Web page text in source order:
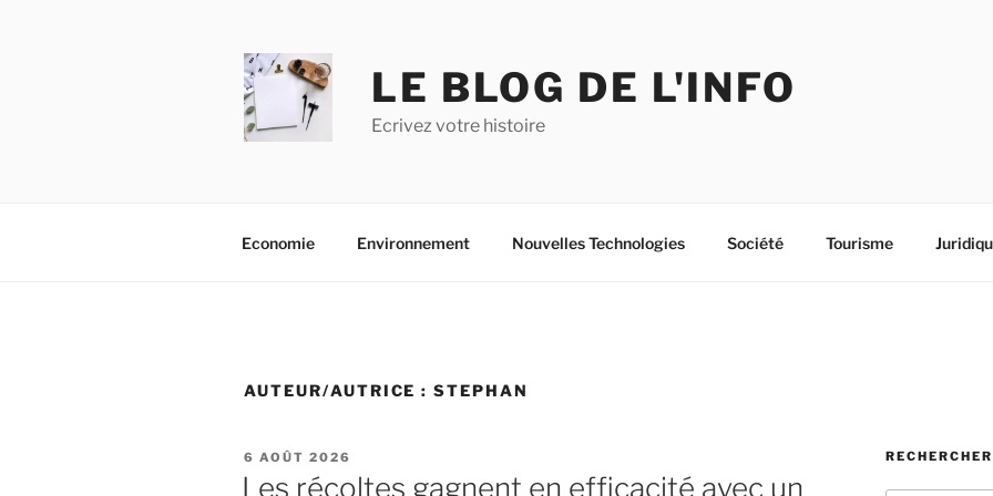
LE BLOG DE L'INFO
Ecrivez votre histoire
Economie Environnement Nouvelles Technologies Société Tourisme
AUTEUR/AUTRICE :STEPHAN
PUBLIÉ
LE
6 AOÛT 2026
Les récoltes gagnent en efficacité avec un
RECHERCHER